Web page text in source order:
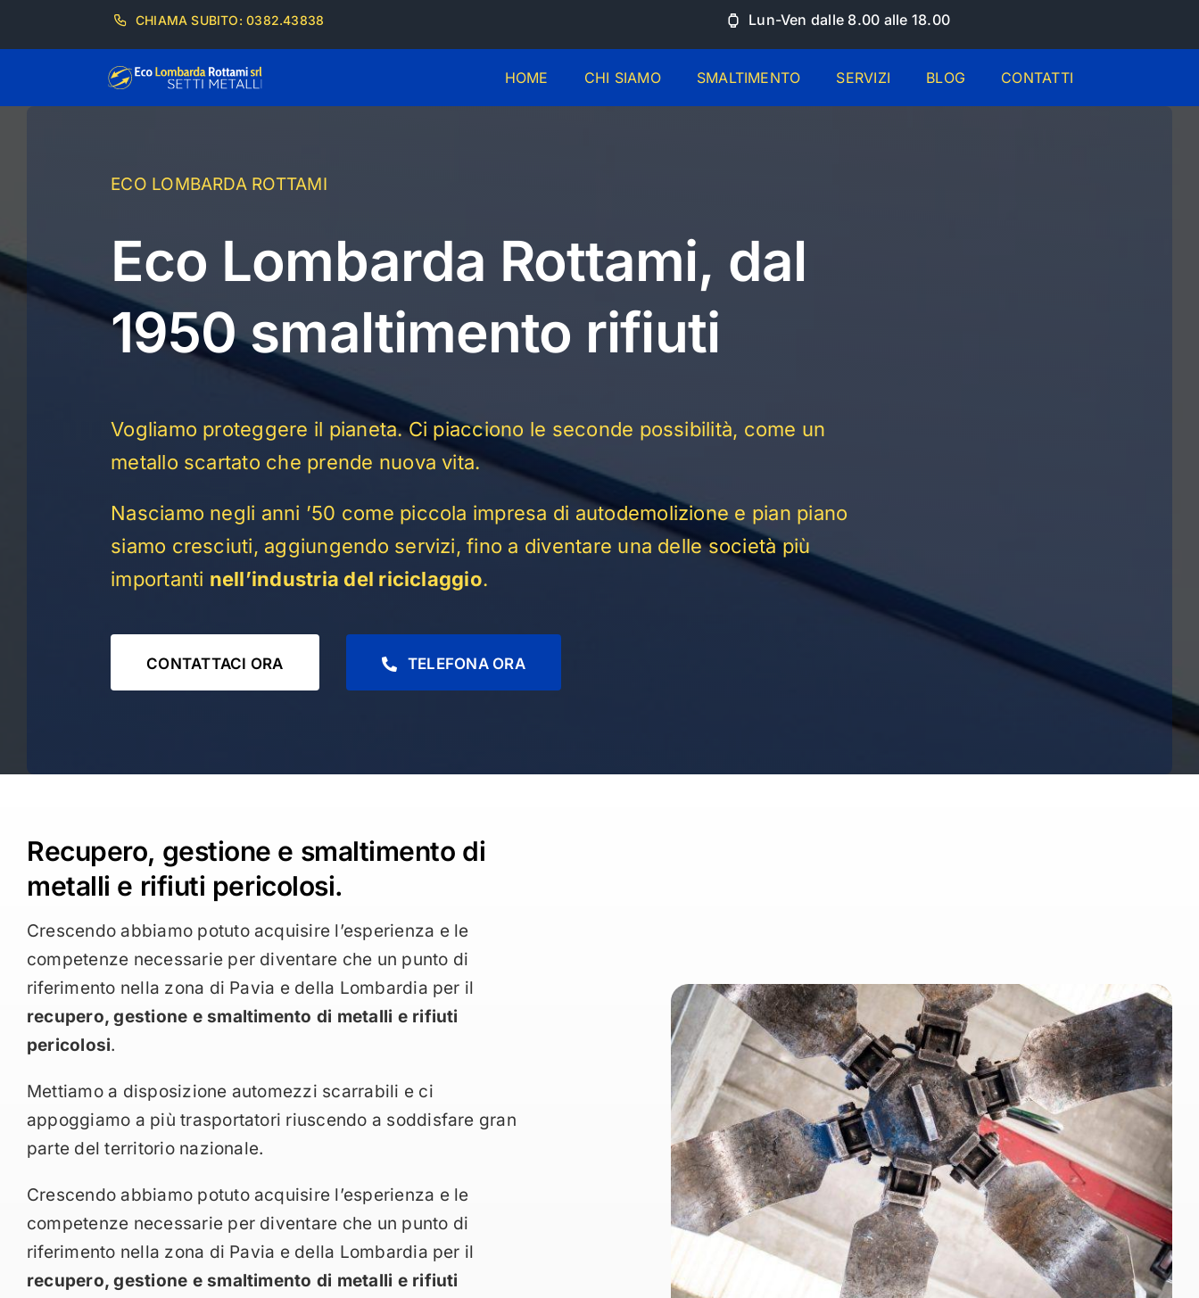
CHIAMA SUBITO: 0382.43838 Lun-Ven dalle 8.00 alle 18.00
HOME CHI SIAMO SMALTIMENTO SERVIZI BLOG CONTATTI
ECO LOMBARDA ROTTAMI
Eco Lombarda Rottami, dal
1950 smaltimento rifiuti
Vogliamo proteggere il pianeta. Ci piacciono le seconde possibilità, come un
metallo scartato che prende nuova vita.
Nasciamo negli anni ’50 come piccola impresa di autodemolizione e pian piano
siamo cresciuti, aggiungendo servizi, fino a diventare una delle società più
importanti nell’industria del riciclaggio.
CONTATTACI ORA TELEFONA ORA
Recupero, gestione e smaltimento di
metalli e rifiuti pericolosi.
Crescendo abbiamo potuto acquisire l’esperienza e le
competenze necessarie per diventare che un punto di
riferimento nella zona di Pavia e della Lombardia per il
recupero, gestione e smaltimento di metalli e rifiuti
pericolosi.
Mettiamo a disposizione automezzi scarrabili e ci
appoggiamo a più trasportatori riuscendo a soddisfare gran
parte del territorio nazionale.
Crescendo abbiamo potuto acquisire l’esperienza e le
competenze necessarie per diventare che un punto di
riferimento nella zona di Pavia e della Lombardia per il
recupero, gestione e smaltimento di metalli e rifiuti